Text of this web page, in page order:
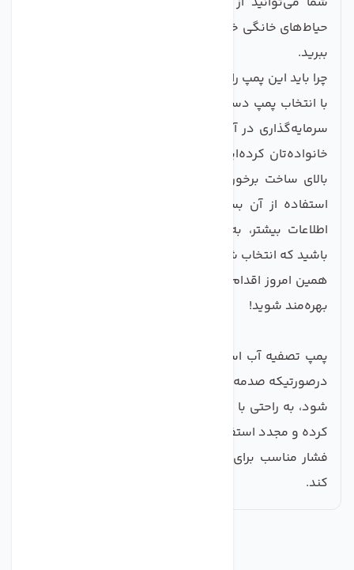
حیاط‌های خانگی خود نیز استفاده کنید و از آب سالم لذت
ببرید.
چرا باید این پمپ را انتخاب کنید؟
سرمایه‌گذاری در آینده‌ای سالم‌تر و مطمئن‌تر برای خود و
خانواده‌تان کرده‌اید. این پمپ علاوه بر کارایی، از کیفیت
بالای ساخت برخوردار است و با طراحی مدرن و کاربردی،
استفاده از آن بسیار آسان است. برای خرید و دریافت
اطلاعات بیشتر، به وب‌سایت ما مراجعه کنید و مطمئن
باشید که انتخاب شما درست خواهد بود.
همین امروز اقدام کنید تا از مزایای آب پاک و تصفیه‌شده
بهره‌مند شوید!
پمپ تصفیه آب اسمارت دارای هد قابل تعویض است و
درصورتیکه صدمه ای به دیافراگم یا بلبرینگهای پمپ وارد
شود، به راحتی با تعویض هد پمپ می توانید آن را تعمیر
کرده و مجدد استفاده نمایید. این پمپ می تواند به راحتی
فشار مناسب برای تصفیه کلیه املاح مضر در آب را ایجاد
کند.